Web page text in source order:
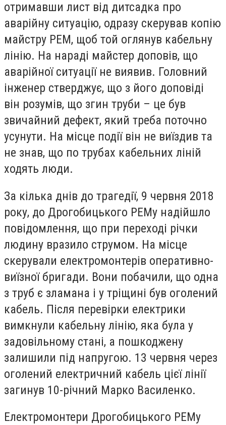
отримавши лист від дитсадка про
аварійну ситуацію, одразу скерував копію
майстру РЕМ, щоб той оглянув кабельну
лінію. На нараді майстер доповів, що
аварійної ситуації не виявив. Головний
інженер стверджує, що з його доповіді
він розумів, що згин труби – це був
звичайний дефект, який треба поточно
усунути. На місце події він не виїздив та
не знав, що по трубах кабельних ліній
ходять люди.
За кілька днів до трагедії, 9 червня 2018
року, до Дрогобицького РЕМу надійшло
повідомлення, що при переході річки
людину вразило струмом. На місце
скерували електромонтерів оперативно-
виїзної бригади. Вони побачили, що одна
з труб є зламана і у тріщині був оголений
кабель. Після перевірки електрики
вимкнули кабельну лінію, яка була у
задовільному стані, а пошкоджену
залишили під напругою. 13 червня через
оголений електричний кабель цієї лінії
загинув 10-річний Марко Василенко.
Електромонтери Дрогобицького РЕМу